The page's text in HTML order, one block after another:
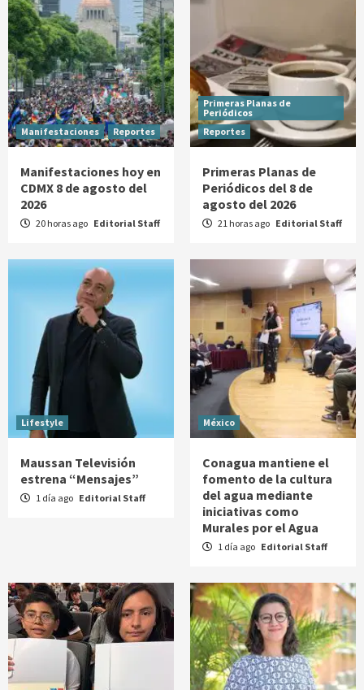
Manifestaciones Reportes
Manifestaciones hoy en
CDMX 8 de agosto del
2026
20 horas ago Editorial Staff
Primeras Planas de
Periódicos
Reportes
Primeras Planas de
Periódicos del 8 de
agosto del 2026
21 horas ago Editorial Staff
Lifestyle
Maussan Televisión
estrena “Mensajes”
1 día ago Editorial Staff
México
Conagua mantiene el
fomento de la cultura
del agua mediante
iniciativas como
Murales por el Agua
1 día ago Editorial Staff